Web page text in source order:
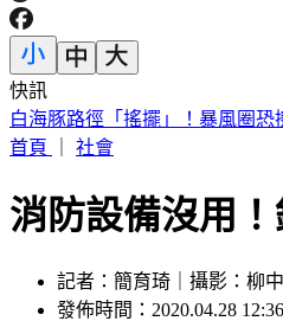
快訊
百萬直播網紅「肥大叔」驚傳
首頁
社會
消防設備沒用
記者：簡育琦｜攝影：柳
發佈時間：2020.04.28 12:36